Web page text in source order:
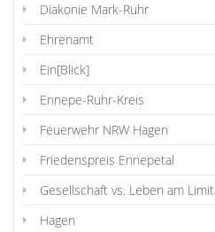
Diakonie Mark-Ruhr
Ehrenamt
Ein[Blick]
Ennepe-Ruhr-Kreis
Feuerwehr NRW Hagen
Friedenspreis Ennepetal
Gesellschaft vs. Leben am Limit
Hagen